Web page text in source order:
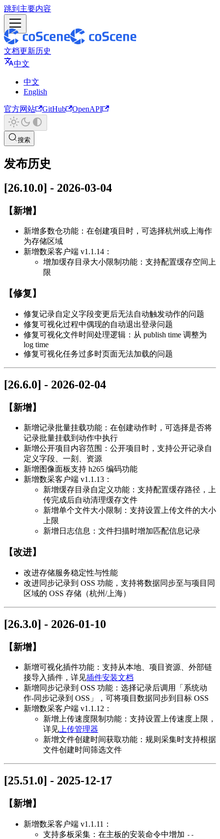
跳到主要内容
文档更新历史
中文
中文
English
官方网站 GitHub OpenAPI
搜索
发布历史
[26.10.0] - 2026-03-04
【新增】
新增多数仓功能：在创建项目时，可选择杭州或上海作
为存储区域
新增数采客户端 v1.1.14：
增加缓存目录大小限制功能：支持配置缓存空间上
限
【修复】
修复记录自定义字段变更后无法自动触发动作的问题
修复可视化过程中偶现的自动退出登录问题
修复可视化文件时间处理逻辑：从 publish time 调整为
log time
修复可视化任务过多时页面无法加载的问题
[26.6.0] - 2026-02-04
【新增】
新增记录批量挂载功能：在创建动作时，可选择是否将
记录批量挂载到动作中执行
新增公开项目内容范围：公开项目时，支持公开记录自
定义字段、一刻、资源
新增图像面板支持 h265 编码功能
新增数采客户端 v1.1.13：
新增缓存目录自定义功能：支持配置缓存路径，上
传完成后自动清理缓存文件
新增单个文件大小限制：支持设置上传文件的大小
上限
新增日志信息：文件扫描时增加匹配信息记录
【改进】
改进存储服务稳定性与性能
改进同步记录到 OSS 功能，支持将数据同步至与项目同
区域的 OSS 存储（杭州/上海）
[26.3.0] - 2026-01-10
【新增】
新增可视化插件功能：支持从本地、项目资源、外部链
接导入插件，详见插件安装文档
新增同步记录到 OSS 功能：选择记录后调用「系统动
作-同步记录到 OSS」，可将项目数据同步到目标 OSS
新增数采客户端 v1.1.12：
新增上传速度限制功能：支持设置上传速度上限，
详见 上传管理器
新增文件创建时间获取功能：规则采集时支持根据
文件创建时间筛选文件
[25.51.0] - 2025-12-17
【新增】
新增数采客户端 v1.1.11：
支持多板采集：在主板的安装命令中增加 --